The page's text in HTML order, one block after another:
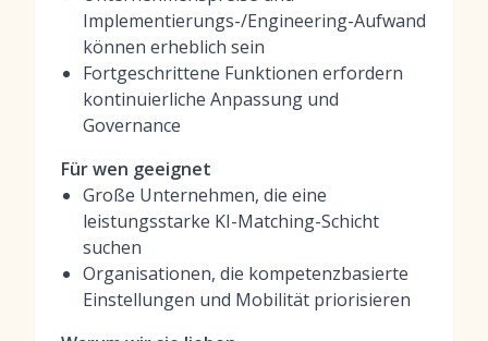
Implementierungs-/Engineering-Aufwand
können erheblich sein
Fortgeschrittene Funktionen erfordern
kontinuierliche Anpassung und
Governance
Für wen geeignet
Große Unternehmen, die eine
leistungsstarke KI-Matching-Schicht
suchen
Organisationen, die kompetenzbasierte
Einstellungen und Mobilität priorisieren